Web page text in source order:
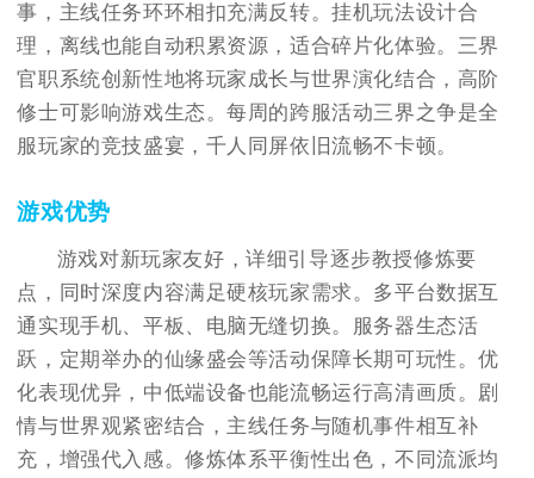
事，主线任务环环相扣充满反转。挂机玩法设计合
理，离线也能自动积累资源，适合碎片化体验。三界
官职系统创新性地将玩家成长与世界演化结合，高阶
修士可影响游戏生态。每周的跨服活动三界之争是全
服玩家的竞技盛宴，千人同屏依旧流畅不卡顿。
游戏优势
游戏对新玩家友好，详细引导逐步教授修炼要
点，同时深度内容满足硬核玩家需求。多平台数据互
通实现手机、平板、电脑无缝切换。服务器生态活
跃，定期举办的仙缘盛会等活动保障长期可玩性。优
化表现优异，中低端设备也能流畅运行高清画质。剧
情与世界观紧密结合，主线任务与随机事件相互补
充，增强代入感。修炼体系平衡性出色，不同流派均